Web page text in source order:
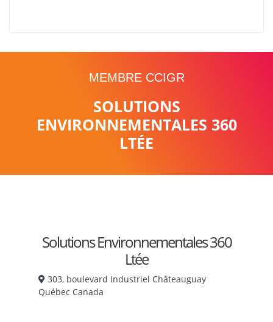
MEMBRE CCIGR
SOLUTIONS
ENVIRONNEMENTALES 360
LTÉE
Solutions Environnementales 360
Ltée
303, boulevard Industriel Châteauguay
Québec Canada